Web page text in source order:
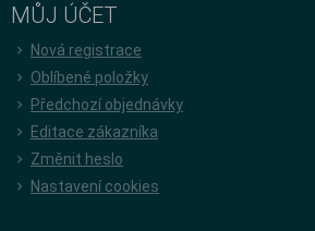
MŮJ ÚČET
Nová registrace
Oblíbené položky
Předchozí objednávky
Editace zákazníka
Změnit heslo
Nastavení cookies